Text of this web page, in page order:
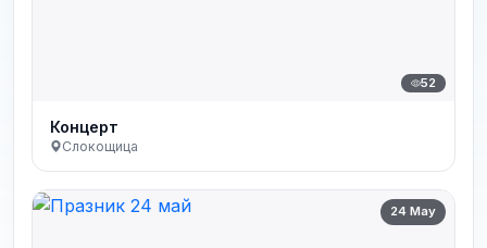
52
Концерт
Слокощица
24 May